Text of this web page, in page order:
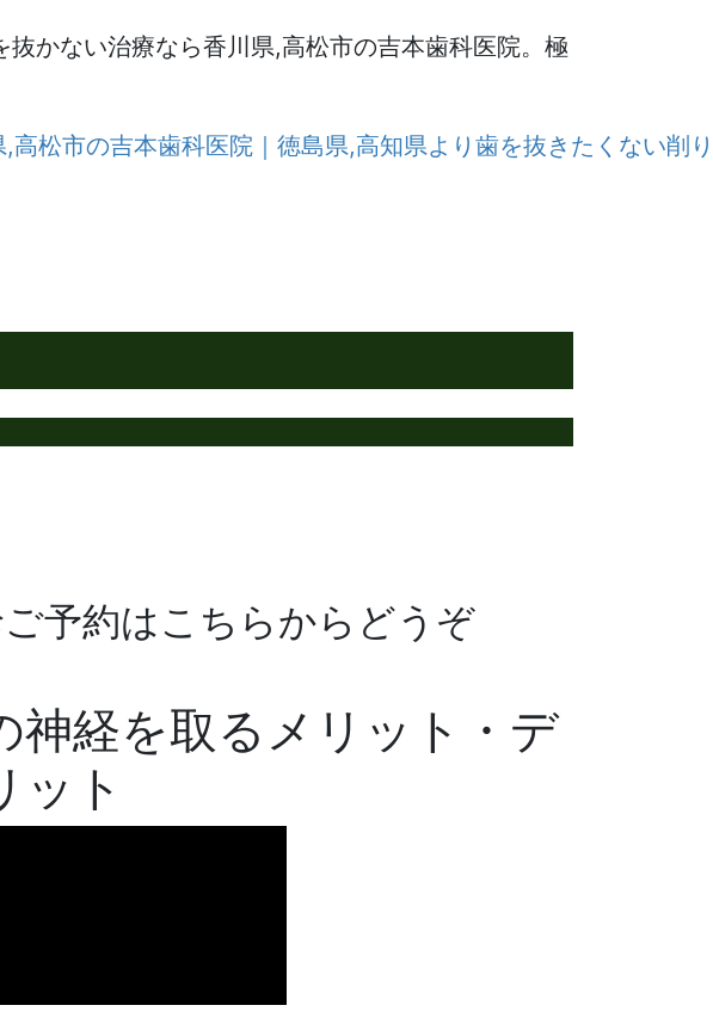
かない治療なら香川県,高松市の吉本歯科医院。極
予約はこちらからどうぞ
神経を取るメリット・デ
ット